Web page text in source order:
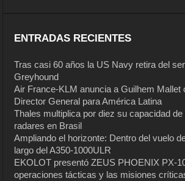
ENTRADAS RECIENTES
Tras casi 60 años la US Navy retira del
Greyhound
Air France-KLM anuncia a Guilhem Mallet
Director General para América Latina
Thales multiplica por diez su capacidad
radares en Brasil
Ampliando el horizonte: Dentro del vuelo
largo del A350-1000ULR
EKOLOT presentó ZEUS PHOENIX PX-
operaciones tácticas y las misiones